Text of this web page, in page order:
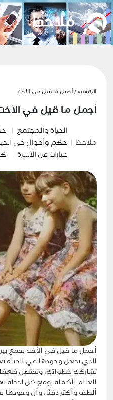
الرئيسية / أجمل ما قيل في الأخت
أجمل ما قيل في
ملاحظ
الحياة والمجتمع
حكم وأقوال في
عبارات عن الأسرة
أجمل ما قيل في الأخت يجمع
الذي يجعل وجودها في الحياة
تشاركك خطواتك، وتحتضن
العالم بأكمله، ومع كل لحظة
ألطف وأكثر دفئًا، وأن وجودها